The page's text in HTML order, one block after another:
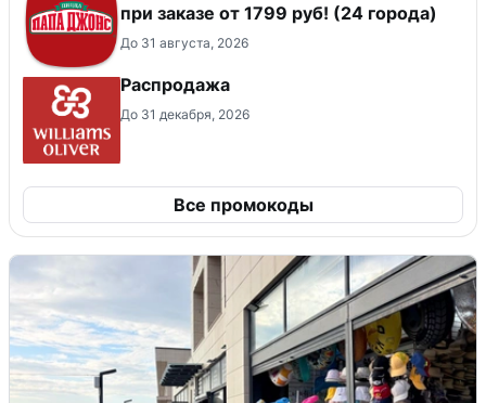
при заказе от 1799 руб! (24 города)
До 31 августа, 2026
Распродажа
До 31 декабря, 2026
Все промокоды